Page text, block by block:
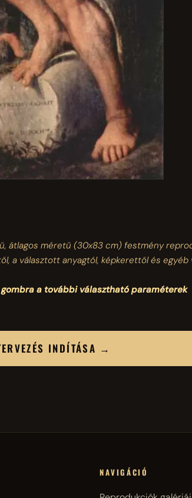
átlagos méretű(30x83 cm) festmény
a választott anyagtól, képkerettől és egyéb
a további választható paraméterek
INDÍTÁSA →
NAVIGÁCIÓ